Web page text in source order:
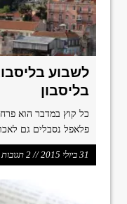
לשבוע
בליסבון
כל קוץ במדבר הוא
פלאפל נסבלים גם
31 ביולי 2015 // 2 תגובות